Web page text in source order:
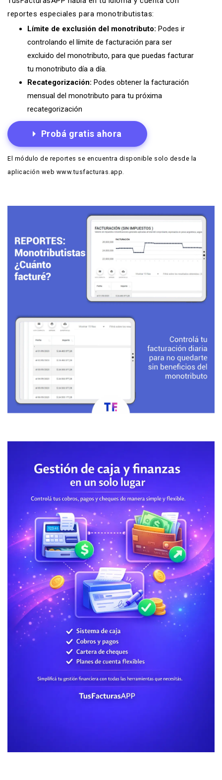
reportes especiales para monotributistas:
Límite de exclusión del monotributo: Podes ir
controlando el límite de facturación para ser
excluido del monotributo, para que puedas facturar
tu monotributo día a día.
Recategorización: Podes obtener la facturación
mensual del monotributo para tu próxima
recategorización
Probá gratis ahora
El módulo de reportes se encuentra disponible solo desde la
aplicación web www.tusfacturas.app.